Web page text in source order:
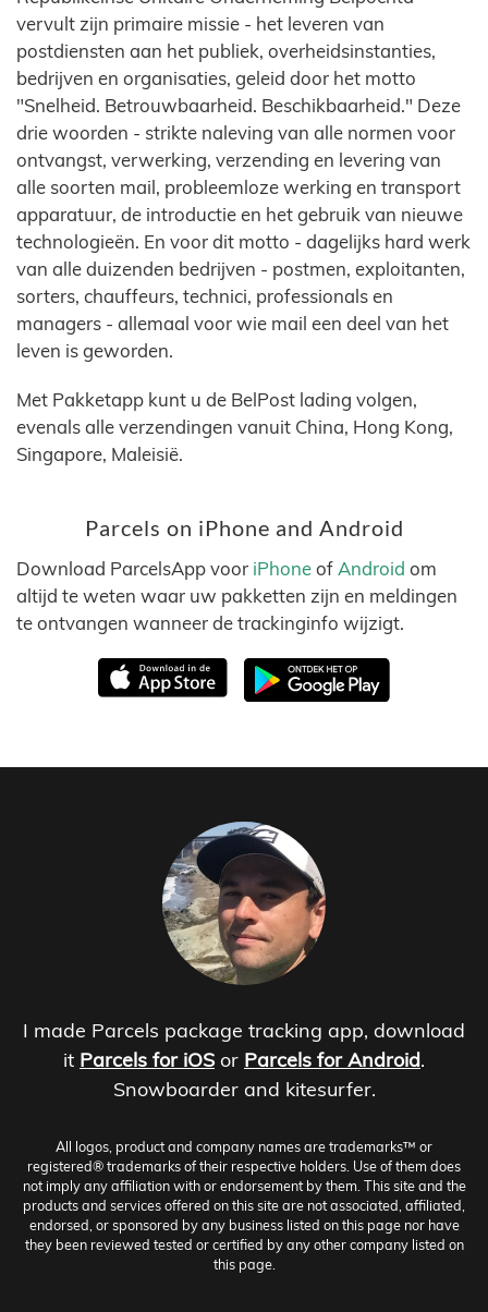
vervult zijn primaire missie - het leveren van
postdiensten aan het publiek, overheidsinstanties,
bedrijven en organisaties, geleid door het motto
"Snelheid. Betrouwbaarheid. Beschikbaarheid." Deze
drie woorden - strikte naleving van alle normen voor
ontvangst, verwerking, verzending en levering van
alle soorten mail, probleemloze werking en transport
apparatuur, de introductie en het gebruik van nieuwe
technologieën. En voor dit motto - dagelijks hard werk
van alle duizenden bedrijven - postmen, exploitanten,
sorters, chauffeurs, technici, professionals en
managers - allemaal voor wie mail een deel van het
leven is geworden.
Met Pakketapp kunt u de BelPost lading volgen,
evenals alle verzendingen vanuit China, Hong Kong,
Singapore, Maleisië.
Parcels on iPhone and Android
Download ParcelsApp voor iPhoneofAndroid om
altijd te weten waar uw pakketten zijn en meldingen
te ontvangen wanneer de trackinginfo wijzigt.
I made Parcels package tracking app, download
it Parcels for iOS or Parcels for Android.
Snowboarder and kitesurfer.
All logos, product and company names are trademarks™ or
registered® trademarks of their respective holders. Use of them does
not imply any affiliation with or endorsement by them. This site and the
products and services offered on this site are not associated, affiliated,
endorsed, or sponsored by any business listed on this page nor have
they been reviewed tested or certified by any other company listed on
this page.